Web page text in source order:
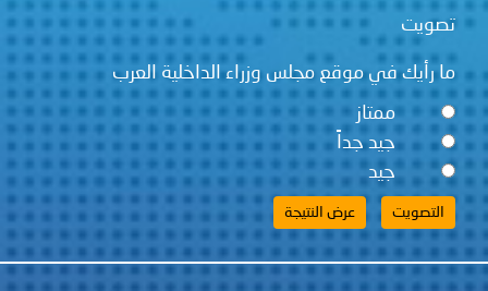
تصويت
ما رأيك في موقع مجلس وزراء الداخلية العرب
ممتاز
جيد جداً
جيد